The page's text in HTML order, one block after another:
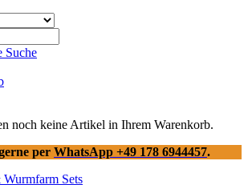
Suche
noch keine Artikel in Ihrem Warenkorb.
per WhatsApp +49 178 6944457.
Sets